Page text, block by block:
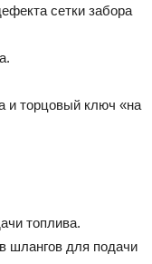
сетки забора
и торцовый ключ «на
топлива.
шлангов для подачи